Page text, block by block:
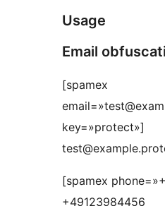
Usage
Email
[spamex
key=»protect»]
[spamex
+49123984456